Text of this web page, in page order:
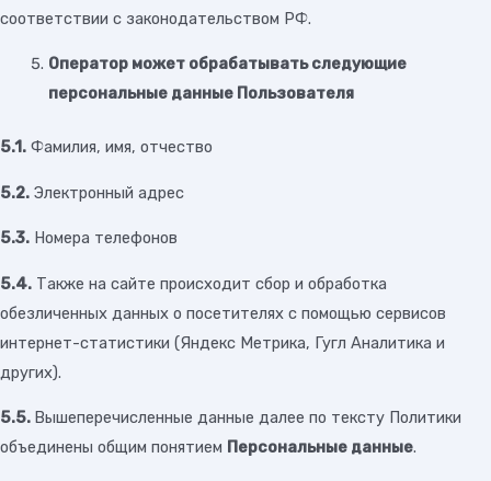
соответствии с законодательством РФ.
Оператор может обрабатывать следующие
персональные данные Пользователя
5.1. Фамилия, имя, отчество
5.2. Электронный адрес
5.3. Номера телефонов
5.4. Также на сайте происходит сбор и обработка
обезличенных данных о посетителях с помощью сервисов
интернет-статистики (Яндекс Метрика, Гугл Аналитика и
других).
5.5. Вышеперечисленные данные далее по тексту Политики
объединены общим понятием Персональные данные.